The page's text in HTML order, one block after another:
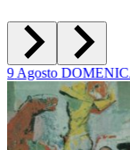
9Agosto